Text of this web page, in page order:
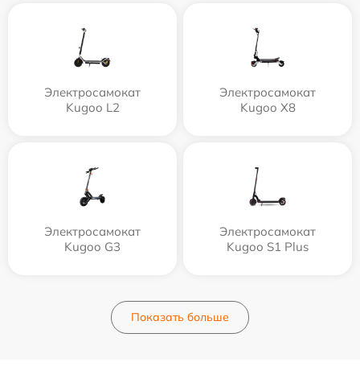
Электросамокат
Kugoo L2
Электросамокат
Kugoo X8
Электросамокат
Kugoo G3
Электросамокат
Kugoo S1 Plus
Показать больше